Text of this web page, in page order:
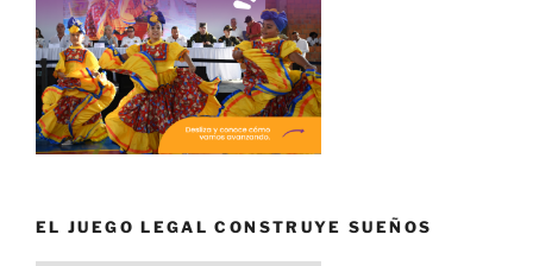
EL JUEGO LEGAL CONSTRUYE SUEÑOS